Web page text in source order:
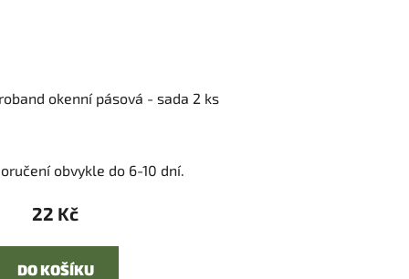
okenní pásová - sada 2 ks
obvykle do 6-10 dní.
22 Kč
DO KOŠÍKU